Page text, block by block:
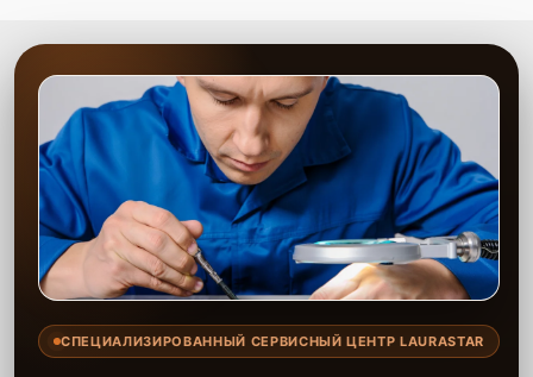
СПЕЦИАЛИЗИРОВАННЫЙ СЕРВИСНЫЙ ЦЕНТР LAURASTAR